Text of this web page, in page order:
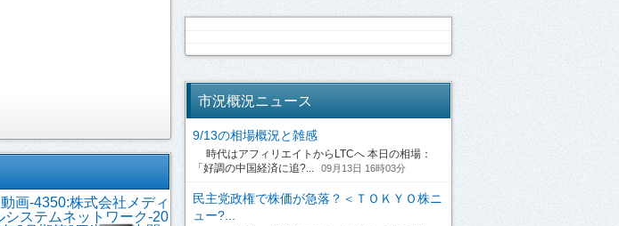
市況概況ニュース
9/13の相場概況と雑感
時代はアフィリエイトからLTCへ 本日の相場：
「好調の中国経済に追?...
09月13日 16時03分
民主党政権で株価が急落？＜ＴＯＫＹＯ株ニ
ュー?...